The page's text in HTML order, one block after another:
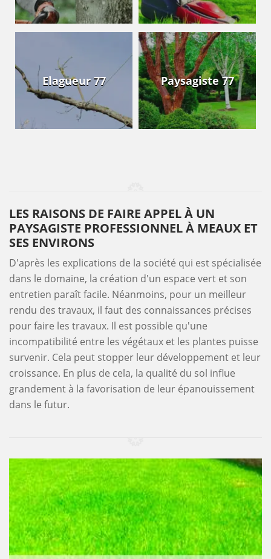
Elagueur 77 Paysagiste 77
LES RAISONS DE FAIRE APPEL À UN
PAYSAGISTE PROFESSIONNEL À MEAUX ET
SES ENVIRONS
D'après les explications de la société qui est spécialisée
dans le domaine, la création d'un espace vert et son
entretien paraît facile. Néanmoins, pour un meilleur
rendu des travaux, il faut des connaissances précises
pour faire les travaux. Il est possible qu'une
incompatibilité entre les végétaux et les plantes puisse
survenir. Cela peut stopper leur développement et leur
croissance. En plus de cela, la qualité du sol influe
grandement à la favorisation de leur épanouissement
dans le futur.